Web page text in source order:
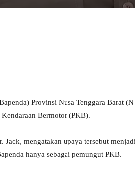
Provinsi Nusa Tenggara Barat
Bermotor (PKB).
Jack, mengatakan upaya tersebut
hanya sebagai pemungut PKB.